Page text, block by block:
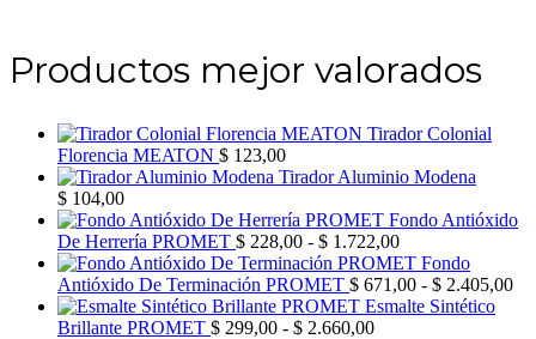
Productos mejor valorados
Tirador Colonial
Florencia MEATON $ 123,00
Tirador Aluminio Modena
$ 104,00
Fondo Antióxido
De Herrería PROMET $ 228,00 - $ 1.722,00Rango
de
precios:
desde
Fondo
Antióxido De Terminación PROMET $ 671,00 - $ 2.405,00
Esmalte Sintético
Brillante PROMET $ 299,00 - $ 2.660,00Rango